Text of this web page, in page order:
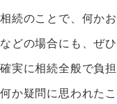
相続のことで、何か
などの場合にも、ぜ
確実に相続全般で負
何か疑問に思われた